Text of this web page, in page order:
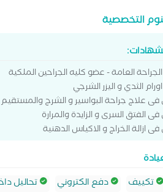
التخصصية
العامة - عضو كليه الجراحين الملكية
الثدي و اليزر الشرجي
علاج جراحة البواسير و الشرج والمستقيم
السرى و الزايدة والمرارة
الخراج و الاكياس الدهنية
تكييف دفع الكتروني تحاليل